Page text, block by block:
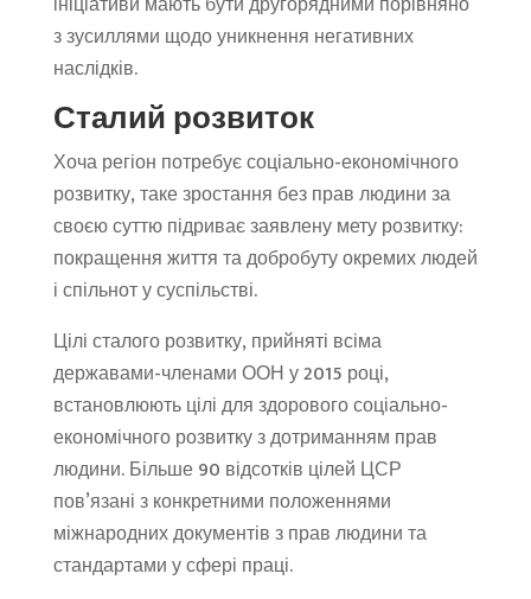
з зусиллями щодо уникнення негативних
наслідків.
Сталий розвиток
Хоча регіон потребує соціально-економічного
розвитку, таке зростання без прав людини за
своєю суттю підриває заявлену мету розвитку:
покращення життя та добробуту окремих людей
і спільнот у суспільстві.
Цілі сталого розвитку, прийняті всіма
державами-членами ООН у 2015 році,
встановлюють цілі для здорового соціально-
економічного розвитку з дотриманням прав
людини. Більше 90 відсотків цілей ЦСР
пов’язані з конкретними положеннями
міжнародних документів з прав людини та
стандартами у сфері праці.